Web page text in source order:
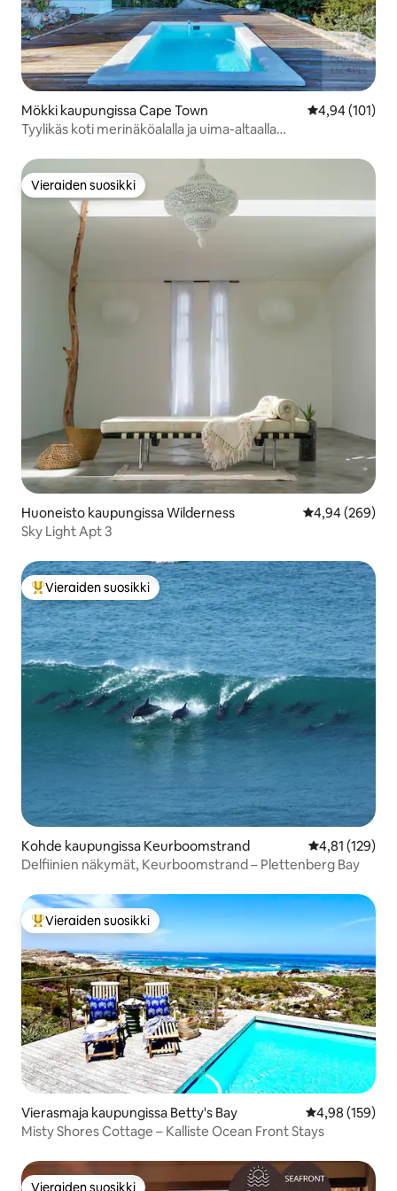
Mökki kaupungissa Cape Town
4,94 (101)
Tyylikäs koti merinäköalalla ja uima-altaalla
Vieraiden suosikki
Vieraiden suosikki
Huoneisto kaupungissa Wilderness
4,94 (269)
Sky Light Apt 3
Vieraiden suosikkien parhaimmistoa
Vieraiden suosikki
Kohde kaupungissa Keurboomstrand
4,81 (129)
Delfiinien näkymät, Keurboomstrand – Plettenberg Bay
Vieraiden suosikkien parhaimmistoa
Vieraiden suosikki
Vierasmaja kaupungissa Betty's Bay
4,98 (159)
Misty Shores Cottage – Kalliste Ocean Front Stays
Vieraiden suosikki